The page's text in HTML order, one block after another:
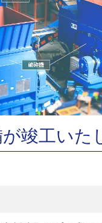
が竣工いた